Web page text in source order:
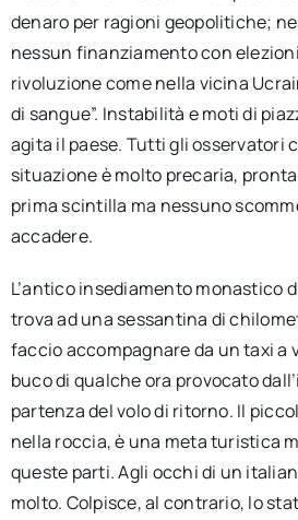
denaro per ragioni geopolitiche;
nessun finanziamento con
rivoluzione come nella vicina
di sangue”. Instabilità e moti di
agita il paese. Tutti gli osservatori
situazione è molto precaria,
prima scintilla ma nessuno
accadere.
L’antico insediamento monastico
trova ad una sessantina di
faccio accompagnare da un taxi a
buco di qualche ora provocato
partenza del volo di ritorno. Il
nella roccia, è una meta turistica
queste parti. Agli occhi di un
molto. Colpisce, al contrario, lo